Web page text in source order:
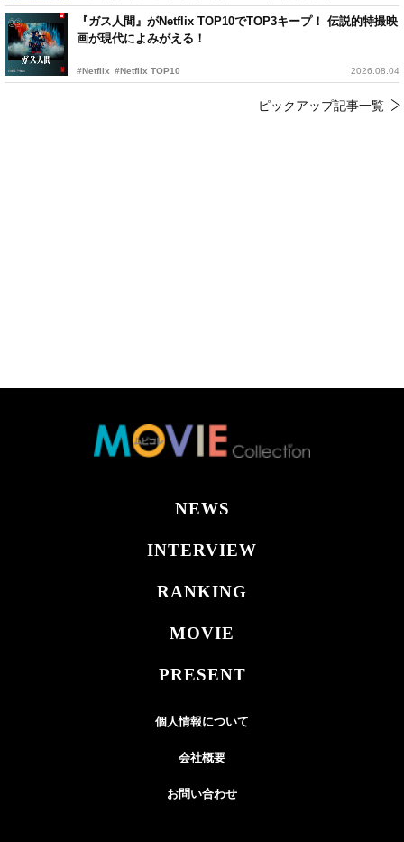
『ガス人間』がNetflix TOP10でTOP3キープ！ 伝説的特撮映
画が現代によみがえる！
#Netflix #Netflix TOP10 2026.08.04
ピックアップ記事一覧
NEWS
INTERVIEW
RANKING
MOVIE
PRESENT
個人情報について
会社概要
お問い合わせ